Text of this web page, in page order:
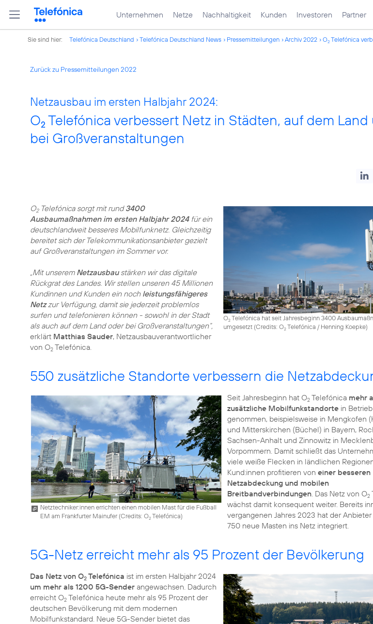
Unternehmen Netze Nachhaltigkeit Kunden Investoren Partner
Sie sind hier: Telefónica Deutschland Telefónica Deutschland News Pressemitteilungen Archiv 2022 O2Telefónica
Zurück zu Pressemitteilungen 2022
Netzausbau im ersten Halbjahr 2024:
O2 Telefónica verbessert Netz in Städten, auf dem Land
bei Großveranstaltungen
O2Telefónica hat seit Jahresbeginn 3400
umgesetzt (Credits: O2Telefónica / Henning Koepke)
O2Telefónica sorgt mit rund3400
Ausbaumaßnahmen im ersten Halbjahr 2024für ein
deutschlandweit besseres Mobilfunknetz. Gleichzeitig
bereitet sich der Telekommunikationsanbieter gezielt
auf Großveranstaltungen im Sommer vor.
„Mit unserem Netzausbaustärken wir das digitale
Rückgrat des Landes. Wir stellen unseren 45 Millionen
Kundinnen und Kunden ein noch leistungsfähigeres
Netzzur Verfügung, damit sie jederzeit problemlos
surfen und telefonieren können - sowohl in der Stadt
als auch auf dem Land oder bei Großveranstaltungen“,
erklärt Matthias Sauder, Netzausbauverantwortlicher
von O2 Telefónica.
550 zusätzliche Standorte verbessern die
Netztechniker:innen errichten einen mobilen Mast für die Fußball
EM am Frankfurter Mainufer (Credits: O2Telefónica)
Seit Jahresbeginn hat O2Telefónica mehr
zusätzliche Mobilfunkstandortein Betrieb
genommen, beispielsweise in Mengkofen
und Mitterskirchen (Büchel) in Bayern,
Sachsen-Anhalt und Zinnowitz in
Vorpommern. Damit schließt das
viele weiße Flecken in ländlichen
Kund:innen profitieren von einer besseren
Netzabdeckung und mobilen
Breitbandverbindungen. Das Netz von O2
wächst damit konsequent weiter. Bereits
vergangenen Jahres 2023 hat der
750 neue Masten ins Netz integriert.
5G-Netz erreicht mehr als 95 Prozent der Bevölkerung
Das Netz von O2 Telefónica ist im ersten Halbjahr 2024
um mehr als 1200 5G-Sender angewachsen. Dadurch
erreicht O2 Telefónica heute mehr als 95 Prozent der
deutschen Bevölkerung mit dem modernen
Mobilfunkstandard. Neue 5G-Sender bietet das